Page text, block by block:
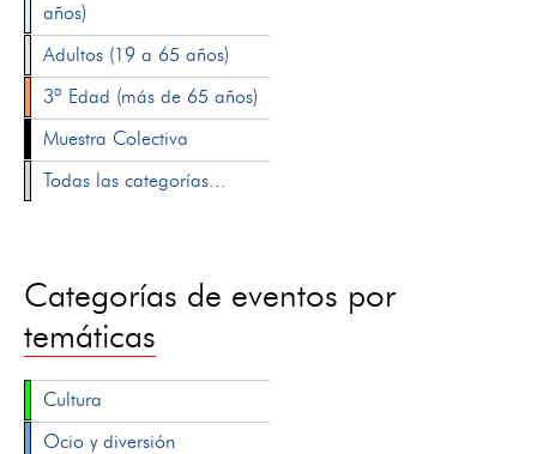
años)
Adultos (19 a 65 años)
3ª Edad (más de 65 años)
Muestra Colectiva
Todas las categorías...
Categorías de eventos por
temáticas
Cultura
Ocio y diversión